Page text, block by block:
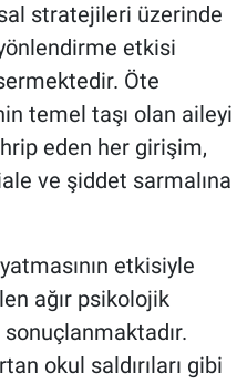
stratejileri üzerinde
etkisi
Öte
temel taşı olan aileyi
eden her girişim,
ve şiddet sarmalına
etkisiyle
ağır psikolojik
okul saldırıları gibi